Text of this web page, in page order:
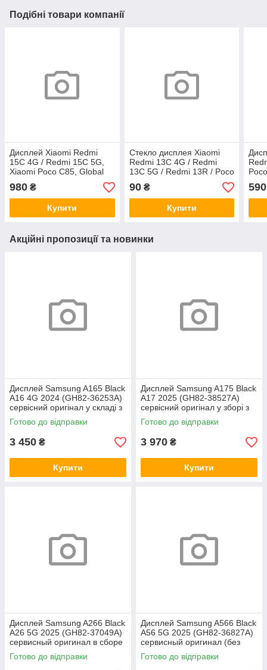
Подібні товари компанії
Дисплей Xiaomi Redmi
15C 4G / Redmi 15C 5G,
Xiaomi Poco C85, Global
сенсором, черный
(оригинальные
980 ₴
Купити
Стекло дисплея Xiaomi
Redmi 13C 4G / Redmi
13C 5G / Redmi 13R / Poco
олеофобным покрытием,
G+OCA Pro
90₴
Купити
590
Акційні пропозиції та новинки
Дисплей Samsung A165 Black
A16 4G 2024 (GH82-36253A)
сервісний оригінал у складі з
рамкою
Готово до відправки
3 450 ₴
Купити
Дисплей Samsung A175 Black
A17 2025 (GH82-38527A)
сервісний оригінал у зборі з
рамкою
Готово до відправки
3 970 ₴
Купити
Дисплей Samsung A266 Black
A26 5G 2025 (GH82-37049A)
сервисный оригинал в сборе
с рамкой
Готово до відправки
Дисплей Samsung A566 Black
A56 5G 2025 (GH82-36827A)
сервисный оригинал (без
рамки)
Готово до відправки